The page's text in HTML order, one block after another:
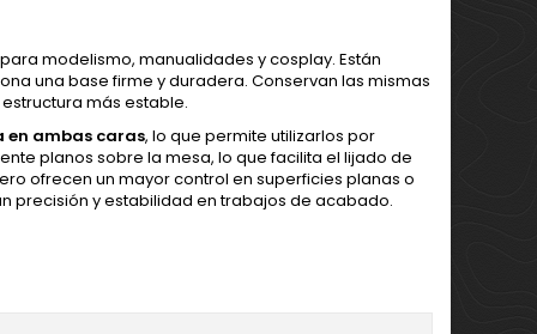
modelismo, manualidades y cosplay. Están
una base firme y duradera. Conservan las mismas
más estable.
en ambas caras, lo que permite utilizarlos por
planos sobre la mesa, lo que facilita el lijado de
ofrecen un mayor control en superficies planas o
precisión y estabilidad en trabajos de acabado.